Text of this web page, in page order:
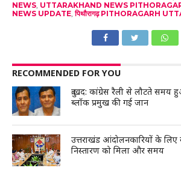
NEWS, UTTARAKHAND NEWS
NEWS UPDATE,पिथौरागढ़ PITHORAGARH
RECOMMENDED FOR YOU
दुःखद: कांग्रेस रैली से लौटते समय
ब्लॉक प्रमुख की गई जान
उत्तराखंड आंदोलनकारियों के
निस्तारण को मिला और समय